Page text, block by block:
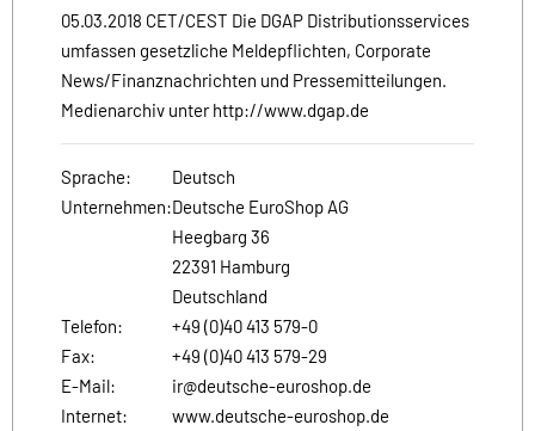
05.03.2018 CET/CEST Die DGAP Distributionsservices
umfassen gesetzliche Meldepflichten, Corporate
News/Finanznachrichten und Pressemitteilungen.
Medienarchiv unter http://www.dgap.de
Sprache:
Deutsch
Unternehmen:Deutsche EuroShop AG
Heegbarg 36
22391 Hamburg
Deutschland
Telefon:
+49 (0)40 413 579-0
Fax:
+49 (0)40 413 579-29
E-Mail:
ir@deutsche-euroshop.de
Internet:
www.deutsche-euroshop.de